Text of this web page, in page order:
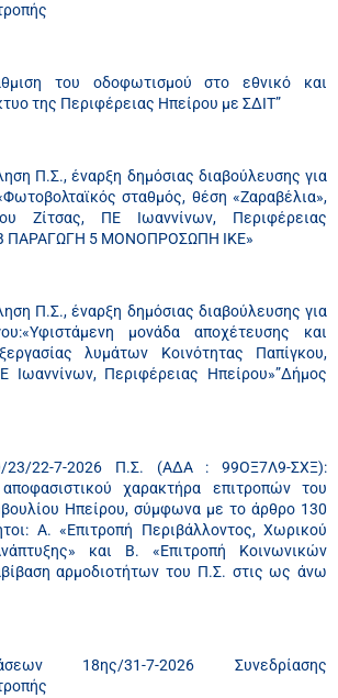
του οδοφωτισμού στο εθνικό και
της Περιφέρειας Ηπείρου με ΣΔΙΤ”
Π.Σ., έναρξη δημόσιας διαβούλευσης για
σταθμός, θέση «Ζαραβέλια»,
Ζίτσας, ΠΕ Ιωαννίνων, Περιφέρειας
ΠΑΡΑΓΩΓΗ 5 ΜΟΝΟΠΡΟΣΩΠΗ ΙΚΕ»
Π.Σ., έναρξη δημόσιας διαβούλευσης για
μονάδα αποχέτευσης και
λυμάτων Κοινότητας Παπίγκου,
Ιωαννίνων, Περιφέρειας Ηπείρου»”Δήμος
23/22-7-2026 Π.Σ. (ΑΔΑ : 99ΟΞ7Λ9-ΣΧΞ):
χαρακτήρα επιτροπών του
Ηπείρου, σύμφωνα με το άρθρο 130
Α. «Επιτροπή Περιβάλλοντος, Χωρικού
και Β. «Επιτροπή Κοινωνικών
αρμοδιοτήτων του Π.Σ. στις ως άνω
18ης/31-7-2026 Συνεδρίασης